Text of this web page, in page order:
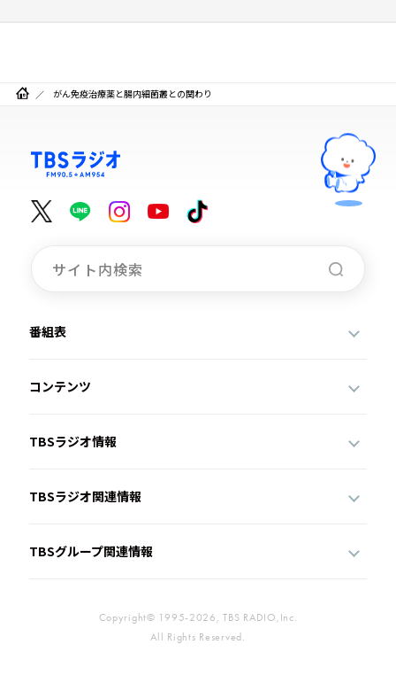
がん免疫治療薬と腸内細菌叢との関わり
番組表
コンテンツ
TBSラジオ情報
TBSラジオ関連情報
TBSグループ関連情報
Copyright© 1995-2026, TBS RADIO,Inc.
All Rights Reserved.